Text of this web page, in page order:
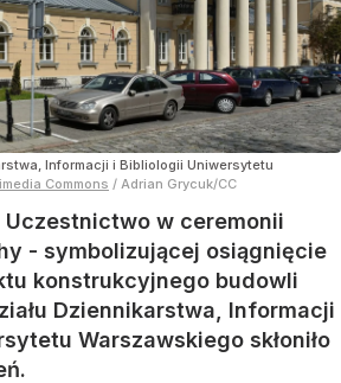
Informacji i Bibliologii Uniwersytetu
Commons / Adrian Grycuk/CC
Uczestnictwo w ceremonii
- symbolizującej osiągnięcie
konstrukcyjnego budowli
Dziennikarstwa, Informacji
Warszawskiego skłoniło